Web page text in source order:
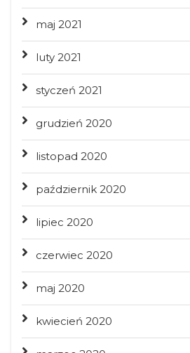
maj 2021
luty 2021
styczeń 2021
grudzień 2020
listopad 2020
październik 2020
lipiec 2020
czerwiec 2020
maj 2020
kwiecień 2020